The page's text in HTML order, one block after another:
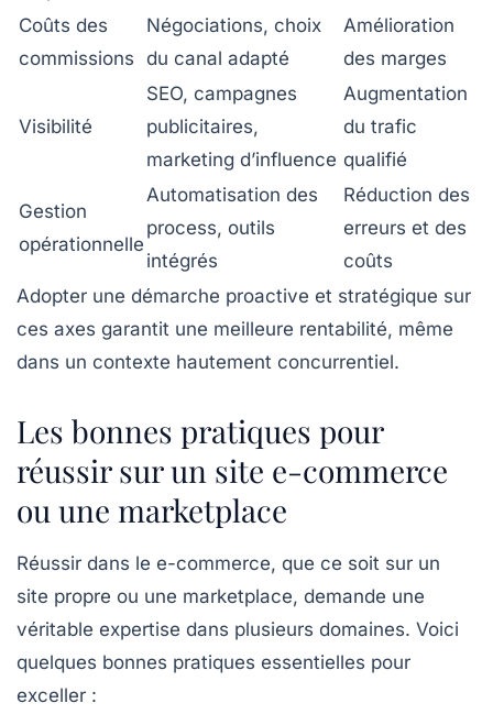
Coûts des
commissions
Négociations, choix
du canal adapté
Amélioration
des marges
Visibilité
SEO, campagnes
publicitaires,
marketing d’influence
Augmentation
du trafic
qualifié
Gestion
opérationnelle
Automatisation des
process, outils
intégrés
Réduction des
erreurs et des
coûts
Adopter une démarche proactive et stratégique sur
ces axes garantit une meilleure rentabilité, même
dans un contexte hautement concurrentiel.
Les bonnes pratiques pour
réussir sur un site e-commerce
ou une marketplace
Réussir dans le e-commerce, que ce soit sur un
site propre ou une marketplace, demande une
véritable expertise dans plusieurs domaines. Voici
quelques bonnes pratiques essentielles pour
exceller :